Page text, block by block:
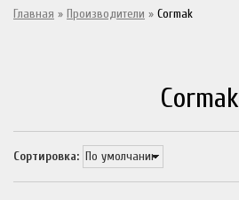
Главная » Производители » Cormak
Cormak
Сортировка: